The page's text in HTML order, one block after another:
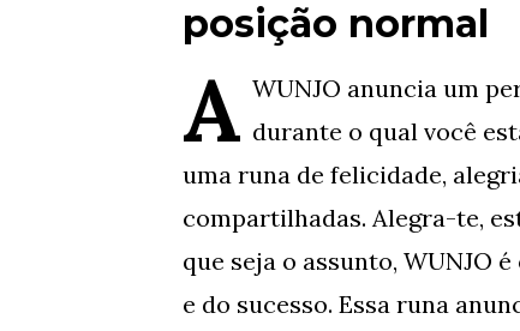
posição normal
A WUNJO anuncia um
durante o qual você
uma runa de felicidade,
compartilhadas. Alegra-te,
que seja o assunto, WUNJO
e do sucesso. Essa runa